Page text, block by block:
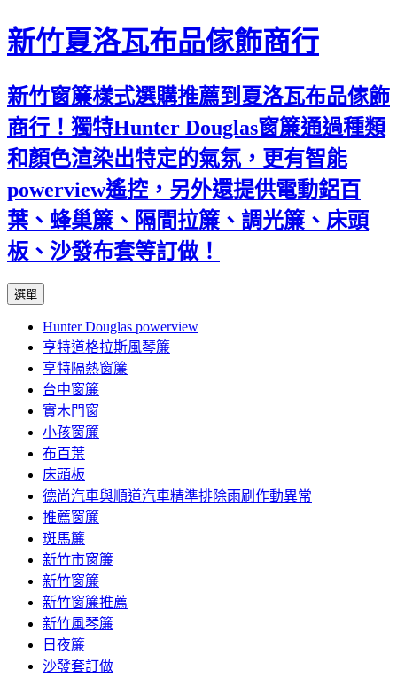
新竹夏洛瓦布品傢飾商行
新竹窗簾樣式選購推薦到夏洛瓦布品傢飾
商行！獨特Hunter Douglas窗簾通過種類
和顏色渲染出特定的氣氛，更有智能
powerview遙控，另外還提供電動鋁百
葉、蜂巢簾、隔間拉簾、調光簾、床頭
板、沙發布套等訂做！
選單
內
容
Hunter Douglas powerview
亨特道格拉斯風琴簾
亨特隔熱窗簾
台中窗簾
實木門窗
小孩窗簾
布百葉
床頭板
德尚汽車與順道汽車精準排除雨刷作動異常
推薦窗簾
斑馬簾
新竹市窗簾
新竹窗簾
新竹窗簾推薦
新竹風琴簾
日夜簾
沙發套訂做